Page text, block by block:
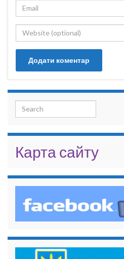
Search for:
Карта сайту